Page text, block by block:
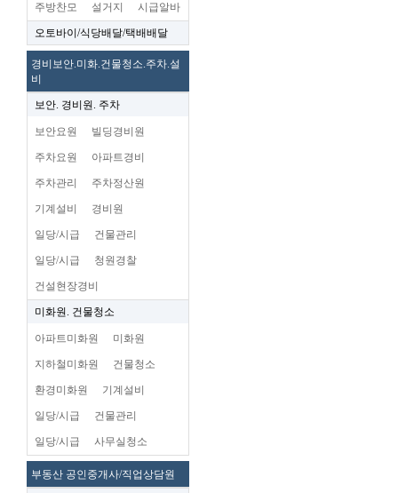
주방찬모 설거지 시급알바
오토바이/식당배달/택배배달
경비보안.미화.건물청소.주차.설
비
보안. 경비원. 주차
보안요원 빌딩경비원
주차요원 아파트경비
주차관리 주차정산원
기계설비 경비원
일당/시급 건물관리
일당/시급 청원경찰
건설현장경비
미화원. 건물청소
아파트미화원 미화원
지하철미화원 건물청소
환경미화원 기계설비
일당/시급 건물관리
일당/시급 사무실청소
부동산 공인중개사/직업상담원